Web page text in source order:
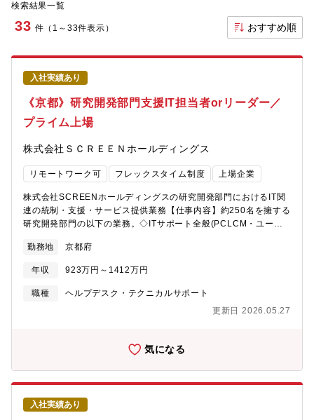
検索結果一覧
33 件（1～33件表示） おすすめ順
入社実績あり
《京都》研究開発部門支援IT担当者orリーダー／
プライム上場
株式会社ＳＣＲＥＥＮホールディングス
リモートワーク可 フレックスタイム制度 上場企業
株式会社SCREENホールディングスの研究開発部門におけるIT関
連の統制・支援・サービス提供業務【仕事内容】約250名を擁する
研究開発部門の以下の業務。◇ITサポート全般(PCLCM・ユーザ
スのオンプレプライベートクラウド)◇各種開発環境の構築・運用
支援(OmnissaHorizon、および、メカCAD・電気CAD・光学
CAD・シミュレーション等の各種アプリケーション)※グループ全
体を統率・統括するいわゆる「情シス」の業務ではなく、研究開
部 第一技術開発室 開発一課【求人背景】研究開発部門組織強化に
ど、社内外の環境変化に応じるため、IT担当人員の増強を計画し
ています。【求人魅力】所有スキル・経験に合わせて、エンジニ
アリングからマネジメントまで広範な業務を担当・経験すること
が可能。研究開発部門を一つの会社と見立てた場合に必要なすべ
てのITに関わることができます。最終的には技術開発部門全体を
統率・統制し、ITサービス・ITインフラの全体設計や戦略策定にも
勤務地 京都府
年収 923万円～1412万円
職種
ヘルプデスク・テクニカルサポート
更新日 2026.05.27
気になる
入社実績あり